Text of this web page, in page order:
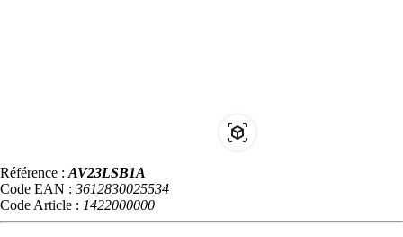
Référence : AV23LSB1A
Code EAN : 3612830025534
Code Article : 1422000000